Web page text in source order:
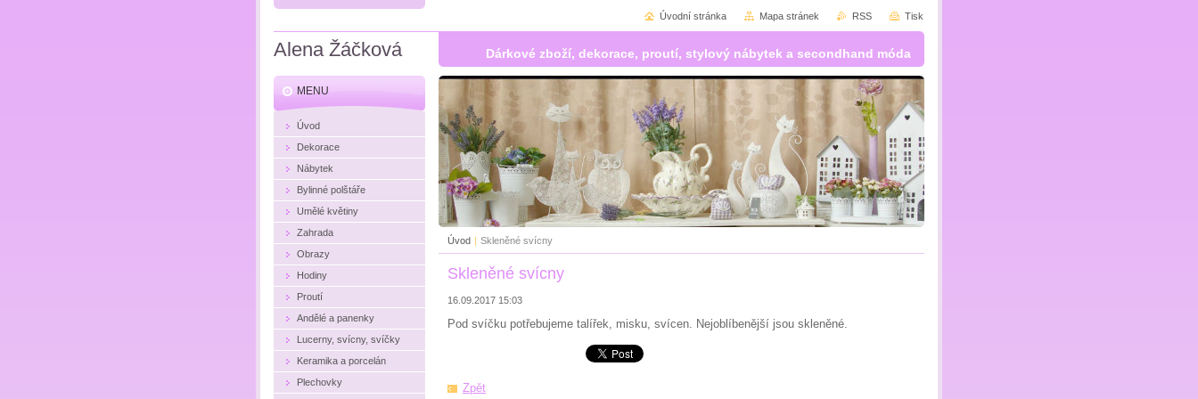
Alena Žáčková Dárkové zboží, dekorace, proutí, stylový nábytek a secondhand móda
Úvod | Skleněné svícny
Skleněné svícny
16.09.2017 15:03
Pod svíčku potřebujeme talířek, misku, svícen. Nejoblíbenější jsou skleněné.
Zpět
MENU
Úvod
Dekorace
Nábytek
Bylinné polštáře
Umělé květiny
Zahrada
Obrazy
Hodiny
Proutí
Andělé a panenky
Lucerny, svícny, svíčky
Keramika a porcelán
Plechovky
Úvodní stránka Mapa stránek RSS Tisk